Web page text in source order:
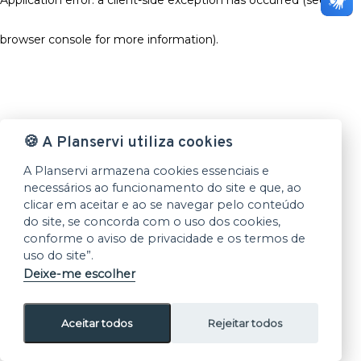
browser console for more information).
🍪 A Planservi utiliza cookies
A Planservi armazena cookies essenciais e
necessários ao funcionamento do site e que, ao
clicar em aceitar e ao se navegar pelo conteúdo
do site, se concorda com o uso dos cookies,
conforme o aviso de privacidade e os termos de
uso do site”.
Deixe-me escolher
Aceitar todos Rejeitar todos